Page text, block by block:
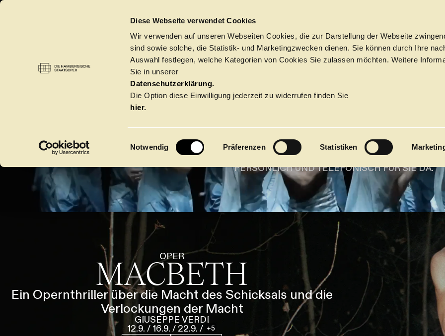
Diese Webseite verwendet Cookies
Wir verwenden auf unseren Webseiten Cookies, die zur Darstellung der Webseite
sind sowie solche, die Statistik- und Marketingzwecken dienen. Sie können durch Ihre
Auswahl festlegen, welche Kategorien von Cookies Sie zulassen möchten. Weitere
Sie in unserer
Datenschutzerklärung.
Die Option diese Einwilligung jederzeit zu widerrufen finden Sie
hier.
i
w
i
l
l
n
g
s
a
u
w
Notwendig Präferenzen Statistiken
DIE HAMBURGISCHE STAATSOPER
Termine
KALENDER
Alle Oper Ballett Konzert
Spielzeit 2026/2027 Premieren Repertoire Konzerte
ÜBER UNS
Orchester Die Hamburgische
SERVICE
Tickets & Preise Abos Führungen Jobs
DANKE MEIN KONTO
DIE
hat ab dem 6. Juli Sommerpause
DER KARTEN- UND ABONNEMENT­SERVICE IST
PERSÖNLICH UND TELEFONISCH FÜR SIE DA.
OPER
MACBETH
Ein Opernthriller über die Macht des Schicksals und die
Verlockungen der Macht
GIUSEPPE VERDI
12.9. / 16.9. / 22.9. / 5